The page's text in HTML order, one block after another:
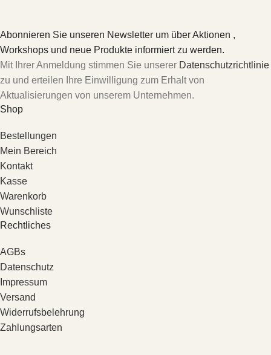
Abonnieren Sie unseren Newsletter um über Aktionen ,
Workshops und neue Produkte informiert zu werden.
Mit Ihrer Anmeldung stimmen Sie unserer Datenschutzrichtlinie
zu und erteilen Ihre Einwilligung zum Erhalt von
Aktualisierungen von unserem Unternehmen.
Shop
Bestellungen
Mein Bereich
Kontakt
Kasse
Warenkorb
Wunschliste
Rechtliches
AGBs
Datenschutz
Impressum
Versand
Widerrufsbelehrung
Zahlungsarten